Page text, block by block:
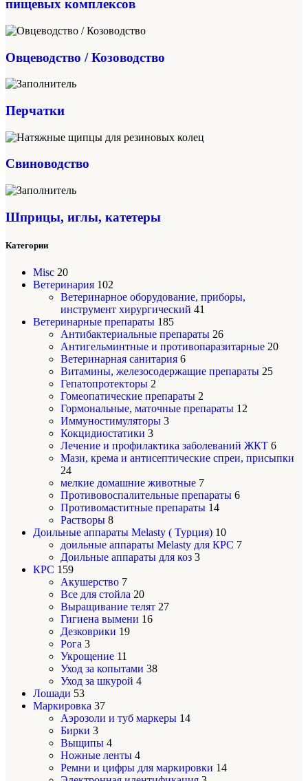
пищевых комплексов
Овцеводство / Козоводство
Перчатки
Свиноводство
Шприцы, иглы, катетеры
Категории
Misc 20
Ветеринария 102
Ветеринарное оборудование, приборы,
инструмент хирургический 41
Ветеринарные препараты 185
Антибактериальные препараты 26
Антигельминтные и противопаразитарные 20
Ветеринарная санитария 6
Витамины, железосодержащие препараты 25
Гепатопротекторы 2
Гомеопатические препараты 2
Гормональные, маточные препараты 12
Иммуностимуляторы 3
Кокцидиостатики 3
Лечение и профилактика заболеваний ЖКТ 6
Мази, крема и антисептические спреи, присыпки
24
мелкие домашние животные 7
Противовоспалительные препараты 6
Противомаститные препараты 14
Растворы 8
Доильные аппараты Melasty ( Турция) 10
доильные аппараты Melasty для КРС 7
Доильные аппараты для коз 3
КРС 159
Акушерство 7
Все для стойла 20
Выращивание телят 27
Гигиена вымени 16
Дезковрики 19
Рога 3
Укрощение 11
Уход за копытами 38
Уход за шкурой 4
Лошади 53
Маркировка 37
Аэрозоли и туб маркеры 14
Бирки 3
Выщипы 4
Ножные ленты 4
Ремни и цифры для маркировки 14